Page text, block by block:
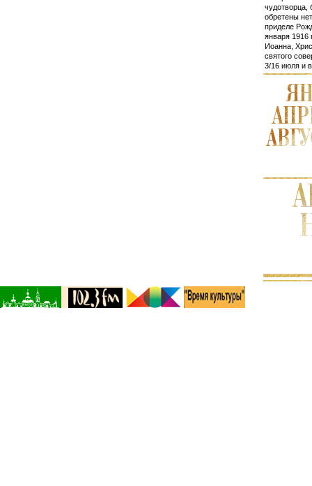
чудотворца,
обретены
приделе
января 1916
Иоанна,
святого
3/16 июля и